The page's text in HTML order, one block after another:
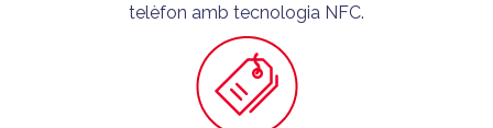
telèfon amb tecnologia NFC.